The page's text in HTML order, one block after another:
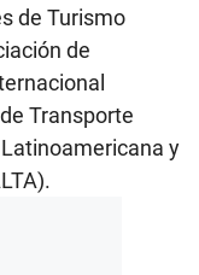
de Turismo
de
Transporte
y